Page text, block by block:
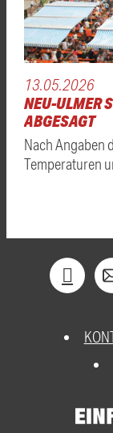
13.05.2026
NEU-ULMER
ABGESAGT
Nach Angaben
Temperaturen